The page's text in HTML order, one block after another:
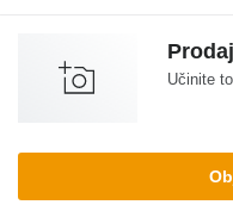
Učinite